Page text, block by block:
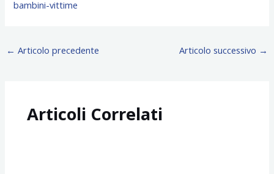
bambini-vittime
← Articolo precedente Articolo successivo →
Articoli Correlati